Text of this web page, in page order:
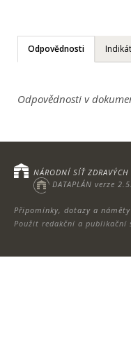
Odpovědnosti
Odpovědnosti v
Připomínky, dotazy a
Použit redakční a publikační
NÁRODNÍ SÍŤ ZDRAVÝCH
DATAPLÁN verze